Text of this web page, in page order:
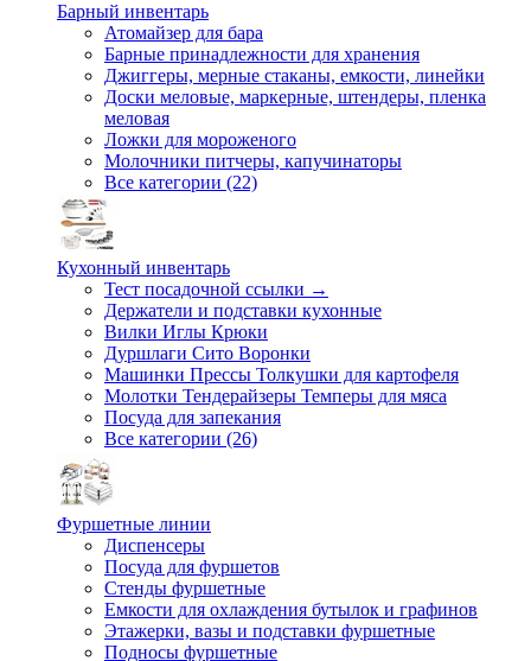
Барный инвентарь
Атомайзер для бара
Барные принадлежности для хранения
Джиггеры, мерные стаканы, емкости, линейки
Доски меловые, маркерные, штендеры, пленка
меловая
Ложки для мороженого
Молочники питчеры, капучинаторы
Все категории (22)
Кухонный инвентарь
Тест посадочной ссылки →
Держатели и подставки кухонные
Вилки Иглы Крюки
Дуршлаги Сито Воронки
Машинки Прессы Толкушки для картофеля
Молотки Тендерайзеры Темперы для мяса
Посуда для запекания
Все категории (26)
Фуршетные линии
Диспенсеры
Посуда для фуршетов
Стенды фуршетные
Емкости для охлаждения бутылок и графинов
Этажерки, вазы и подставки фуршетные
Подносы фуршетные